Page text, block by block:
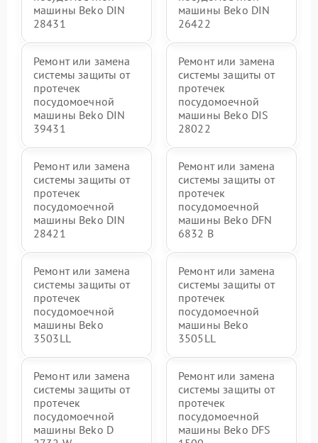
машины Beko DIN
28431
машины Beko DIN
26422
Ремонт или замена
системы защиты от
протечек
посудомоечной
машины Beko DIN
39431
Ремонт или замена
системы защиты от
протечек
посудомоечной
машины Beko DIS
28022
Ремонт или замена
системы защиты от
протечек
посудомоечной
машины Beko DIN
28421
Ремонт или замена
системы защиты от
протечек
посудомоечной
машины Beko DFN
6832 B
Ремонт или замена
системы защиты от
протечек
посудомоечной
машины Beko
3503LL
Ремонт или замена
системы защиты от
протечек
посудомоечной
машины Beko
3505LL
Ремонт или замена
системы защиты от
протечек
посудомоечной
машины Beko D
Ремонт или замена
системы защиты от
протечек
посудомоечной
машины Beko DFS